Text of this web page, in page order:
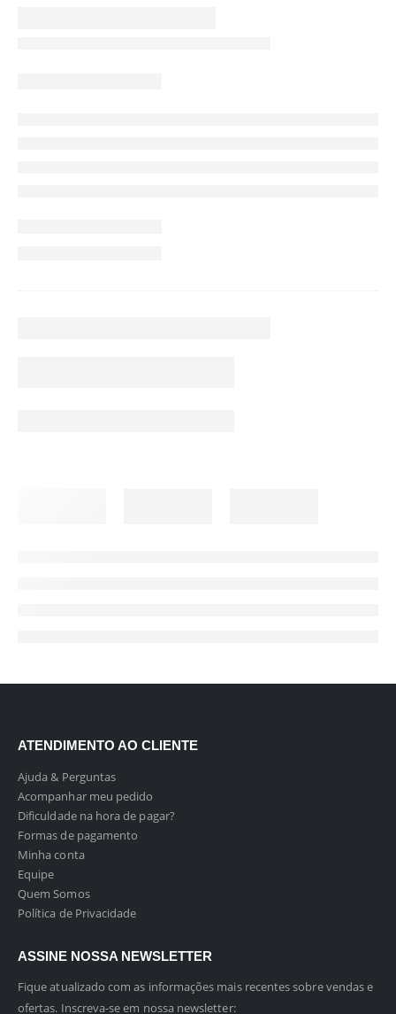
ATENDIMENTO AO CLIENTE
Ajuda & Perguntas
Acompanhar meu pedido
Dificuldade na hora de pagar?
Formas de pagamento
Minha conta
Equipe
Quem Somos
Política de Privacidade
ASSINE NOSSA NEWSLETTER
Fique atualizado com as informações mais recentes sobre vendas e
ofertas. Inscreva-se em nossa newsletter: